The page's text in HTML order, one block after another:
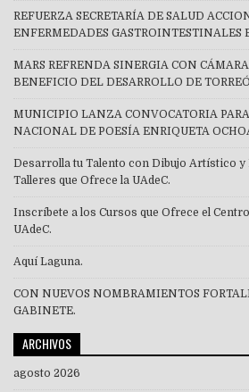
REFUERZA SECRETARÍA DE SALUD
ENFERMEDADES GASTROINTESTINALES
MARS REFRENDA SINERGIA CON
BENEFICIO DEL DESARROLLO DE
MUNICIPIO LANZA CONVOCATORIA PARA
NACIONAL DE POESÍA ENRIQUETA
Desarrolla tu Talento con Dibujo Artístico y
Talleres que Ofrece la UAdeC.
Inscríbete a los Cursos que Ofrece el
UAdeC.
Aquí Laguna.
CON NUEVOS NOMBRAMIENTOS
GABINETE.
ARCHIVOS
agosto 2026